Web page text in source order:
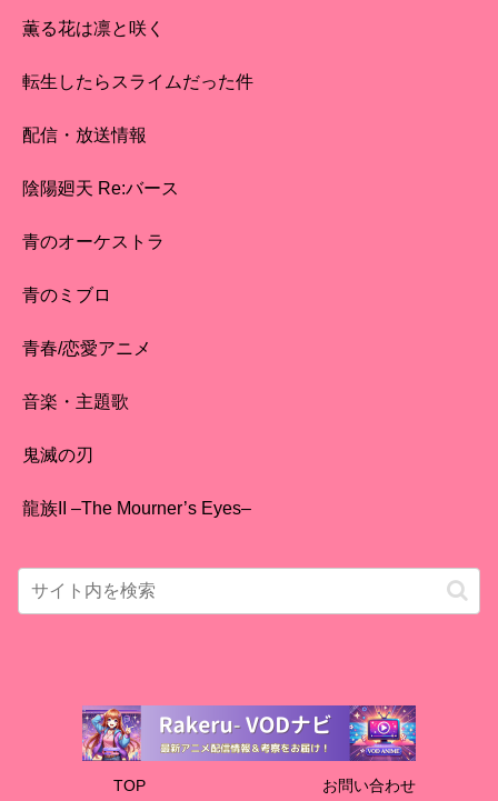
薫る花は凛と咲く
転生したらスライムだった件
配信・放送情報
陰陽廻天 Re:バース
青のオーケストラ
青のミブロ
青春/恋愛アニメ
音楽・主題歌
鬼滅の刃
龍族II –The Mourner’s Eyes–
TOP お問い合わせ